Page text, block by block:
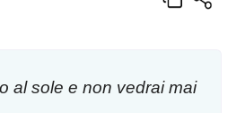
al sole e non vedrai mai